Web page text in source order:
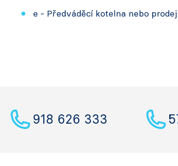
e - Předváděcí kotelna nebo
918 626 333